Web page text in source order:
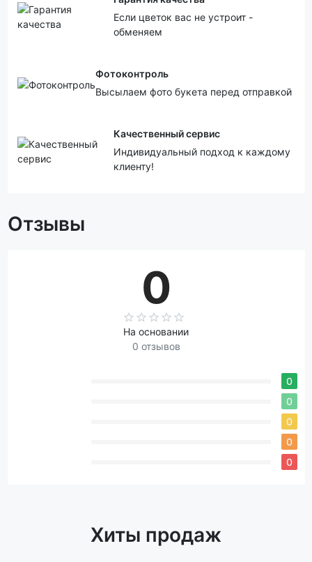
Если цветок вас не устроит -
обменяем
Фотоконтроль
Высылаем фото букета перед отправкой
Качественный сервис
Индивидуальный подход к каждому
клиенту!
Отзывы
0
На основании
0 отзывов
0
0
0
0
0
Хиты продаж